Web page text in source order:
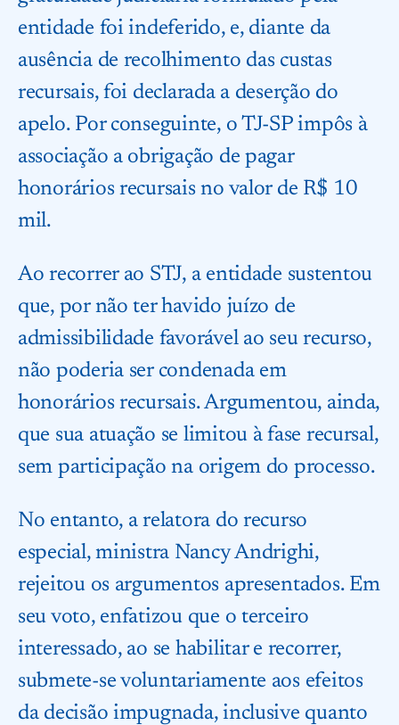
entidade foi indeferido, e, diante da
ausência de recolhimento das custas
recursais, foi declarada a deserção do
apelo. Por conseguinte, o TJ-SP impôs à
associação a obrigação de pagar
honorários recursais no valor de R$ 10
mil.
Ao recorrer ao STJ, a entidade sustentou
que, por não ter havido juízo de
admissibilidade favorável ao seu recurso,
não poderia ser condenada em
honorários recursais. Argumentou, ainda,
que sua atuação se limitou à fase recursal,
sem participação na origem do processo.
No entanto, a relatora do recurso
especial, ministra Nancy Andrighi,
rejeitou os argumentos apresentados. Em
seu voto, enfatizou que o terceiro
interessado, ao se habilitar e recorrer,
submete-se voluntariamente aos efeitos
da decisão impugnada, inclusive quanto